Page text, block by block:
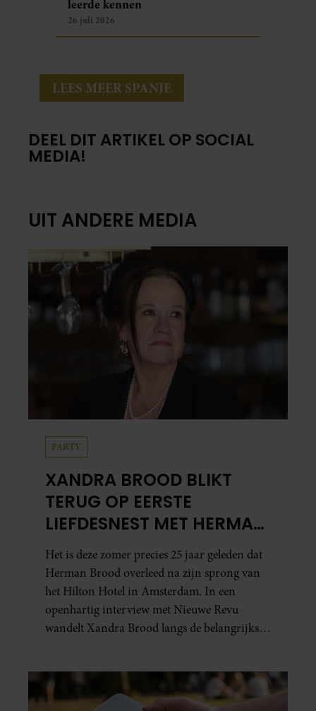
leerde kennen
26 juli 2026
LEES MEER SPANJE
DEEL DIT ARTIKEL OP SOCIAL
MEDIA!
UIT ANDERE MEDIA
PARTY
XANDRA BROOD BLIKT
TERUG OP EERSTE
LIEFDESNEST MET HERMAN
BROOD: “HIER IS LOLA
GEBOREN”
Het is deze zomer precies 25 jaar geleden dat
Herman Brood overleed na zijn sprong van
het Hilton Hotel in Amsterdam. In een
openhartig interview met Nieuwe Revu
wandelt Xandra Brood langs de belangrijkste
Leidsedwarsstraat roept een stortvloed aan
herinneringen op. Daar begon hun leven